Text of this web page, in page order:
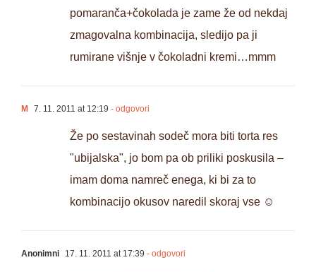
pomaranča+čokolada je zame že od nekdaj
zmagovalna kombinacija, sledijo pa ji
rumirane višnje v čokoladni kremi…mmm
M 7. 11. 2011 at 12:19 - odgovori
Že po sestavinah sodeč mora biti torta res
"ubijalska", jo bom pa ob priliki poskusila –
imam doma namreč enega, ki bi za to
kombinacijo okusov naredil skoraj vse ☺
Anonimni 17. 11. 2011 at 17:39 - odgovori